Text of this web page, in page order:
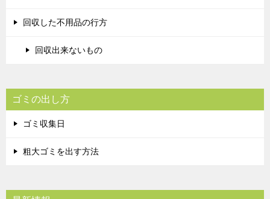
回収した不用品の行方
回収出来ないもの
ゴミの出し方
ゴミ収集日
粗大ゴミを出す方法